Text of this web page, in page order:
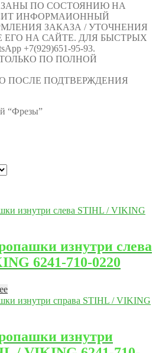
ПО СОСТОЯНИЮ НА
ИНФОРМАИОННЫЙ
ЗАКАЗА / УТОЧНЕНИЯ
НА САЙТЕ. ДЛЯ БЫСТРЫХ
+7(929)651-95-93.
ПО ПОЛНОЙ
ПОСЛЕ ПОДТВЕРЖДЕНИЯ
“Фрезы”
изнутри слева
6241-710-0220
изнутри